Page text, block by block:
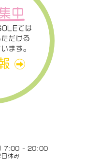
中
では
だける
ます。
7:00 - 20:00
日休み